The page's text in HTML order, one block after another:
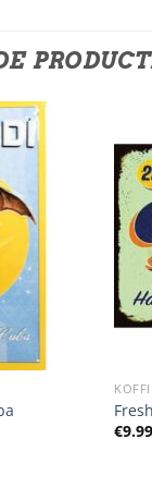
€